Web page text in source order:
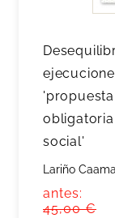
social'
Lariño
antes:
45,00 €